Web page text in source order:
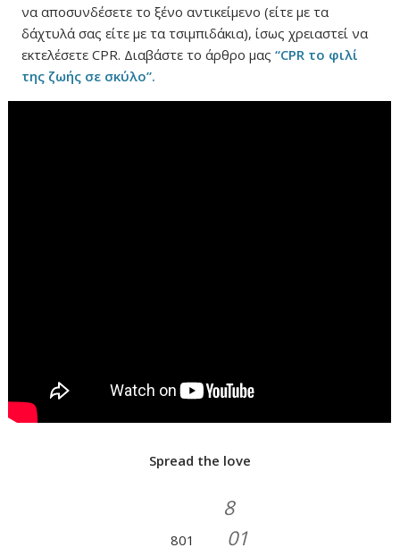
να αποσυνδέσετε το ξένο αντικείμενο (είτε με τα
δάχτυλά σας είτε με τα τσιμπιδάκια), ίσως χρειαστεί να
εκτελέσετε CPR. Διαβάστε το άρθρο μας“CPR το φιλί
της ζωής σε σκύλο”.
Spread the love
801
8
01